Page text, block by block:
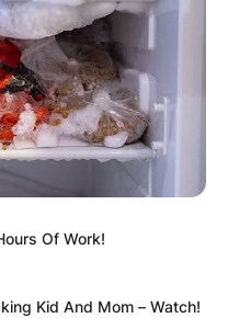
Of Work!
Kid And Mom – Watch!